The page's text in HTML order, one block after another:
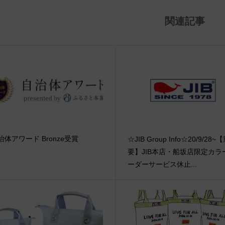
関連記事
体アワード Bronze受賞
☆JIB Group Info☆20/9/28~【
要】JIB本店・船坂店限定カラ
ーダーサービス休止...